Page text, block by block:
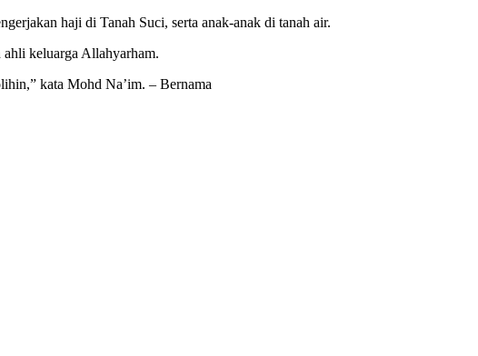
haji di Tanah Suci, serta anak-anak di tanah air.
ahli keluarga Allahyarham.
kata Mohd Na’im. – Bernama